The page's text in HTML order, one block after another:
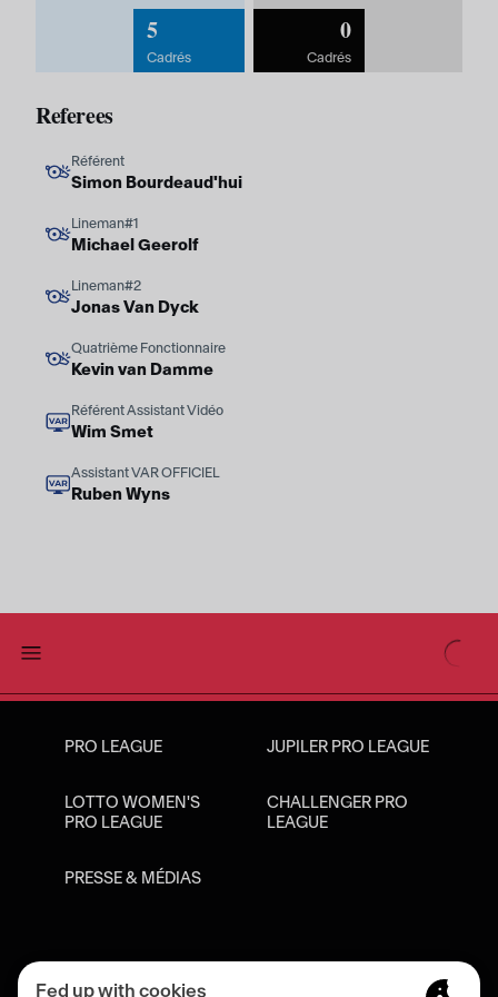
5
Cadrés
0
Cadrés
Referees
Référent
Simon Bourdeaud'hui
Lineman#1
Michael Geerolf
Lineman#2
Jonas Van Dyck
Quatrième Fonctionnaire
Kevin van Damme
Référent Assistant Vidéo
Wim Smet
Assistant VAR OFFICIEL
Ruben Wyns
PRO LEAGUE JUPILER PRO LEAGUE
LOTTO WOMEN'S
PRO LEAGUE
CHALLENGER PRO
LEAGUE
PRESSE & MÉDIAS